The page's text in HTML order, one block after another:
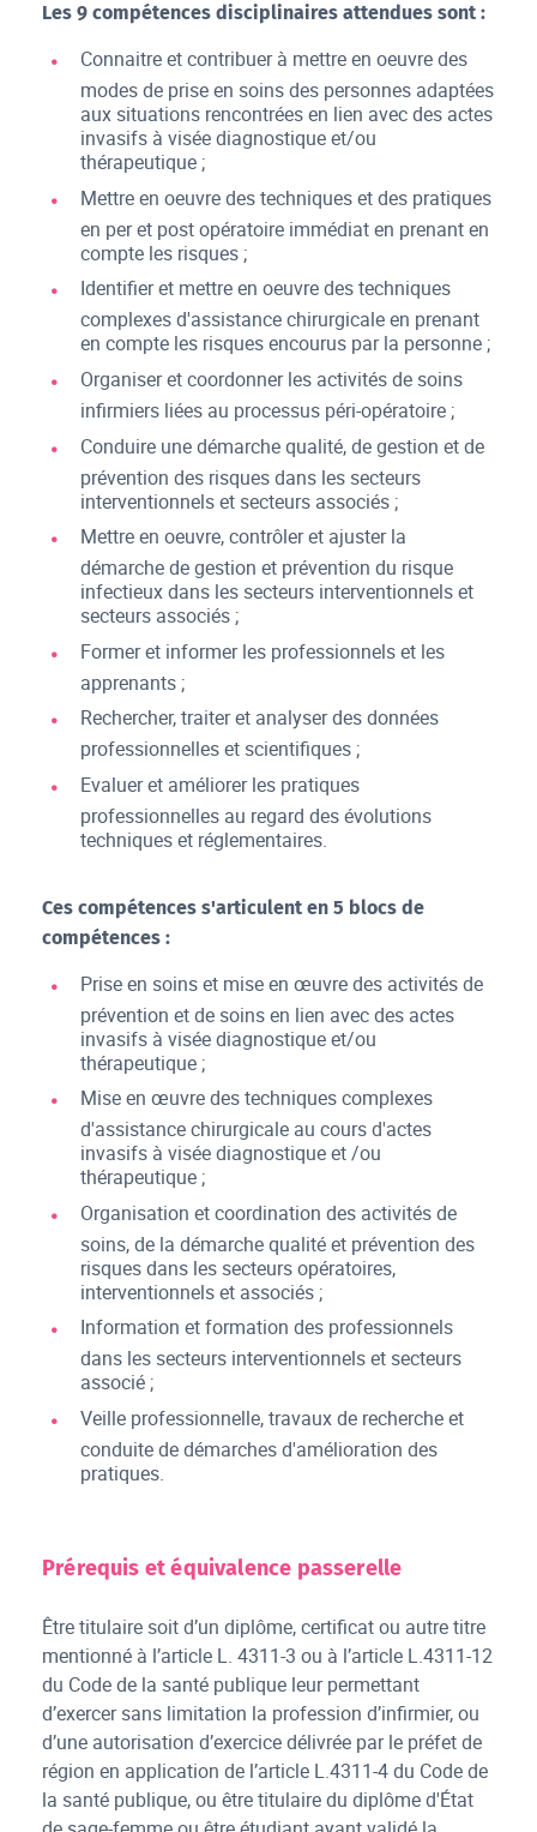
Les 9 compétences disciplinaires attendues sont :
Connaitre et contribuer à mettre en oeuvre des
modes de prise en soins des personnes adaptées
aux situations rencontrées en lien avec des actes
invasifs à visée diagnostique et/ou
thérapeutique ;
Mettre en oeuvre des techniques et des pratiques
en per et post opératoire immédiat en prenant en
compte les risques ;
Identifier et mettre en oeuvre des techniques
complexes d'assistance chirurgicale en prenant
en compte les risques encourus par la personne ;
Organiser et coordonner les activités de soins
infirmiers liées au processus péri-opératoire ;
Conduire une démarche qualité, de gestion et de
prévention des risques dans les secteurs
interventionnels et secteurs associés ;
Mettre en oeuvre, contrôler et ajuster la
démarche de gestion et prévention du risque
infectieux dans les secteurs interventionnels et
secteurs associés ;
Former et informer les professionnels et les
apprenants ;
Rechercher, traiter et analyser des données
professionnelles et scientifiques ;
Evaluer et améliorer les pratiques
professionnelles au regard des évolutions
techniques et réglementaires.
Ces compétences s'articulent en 5 blocs de
compétences :
Prise en soins et mise en œuvre des activités de
prévention et de soins en lien avec des actes
invasifs à visée diagnostique et/ou
thérapeutique ;
Mise en œuvre des techniques complexes
d'assistance chirurgicale au cours d'actes
invasifs à visée diagnostique et /ou
thérapeutique ;
Organisation et coordination des activités de
soins, de la démarche qualité et prévention des
risques dans les secteurs opératoires,
interventionnels et associés ;
Information et formation des professionnels
dans les secteurs interventionnels et secteurs
associé ;
Veille professionnelle, travaux de recherche et
conduite de démarches d'amélioration des
pratiques.
Prérequis et équivalence passerelle
Être titulaire soit d’un diplôme, certificat ou autre titre
mentionné à l’article L. 4311-3 ou à l’article L.4311-12
du Code de la santé publique leur permettant
d’exercer sans limitation la profession d’infirmier, ou
d’une autorisation d’exercice délivrée par le préfet de
région en application de l’article L.4311-4 du Code de
la santé publique, ou être titulaire du diplôme d'État